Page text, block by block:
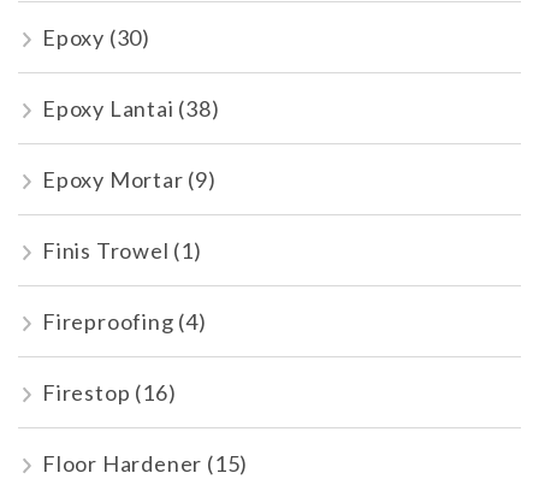
Epoxy (30)
Epoxy Lantai (38)
Epoxy Mortar (9)
Finis Trowel (1)
Fireproofing (4)
Firestop (16)
Floor Hardener (15)